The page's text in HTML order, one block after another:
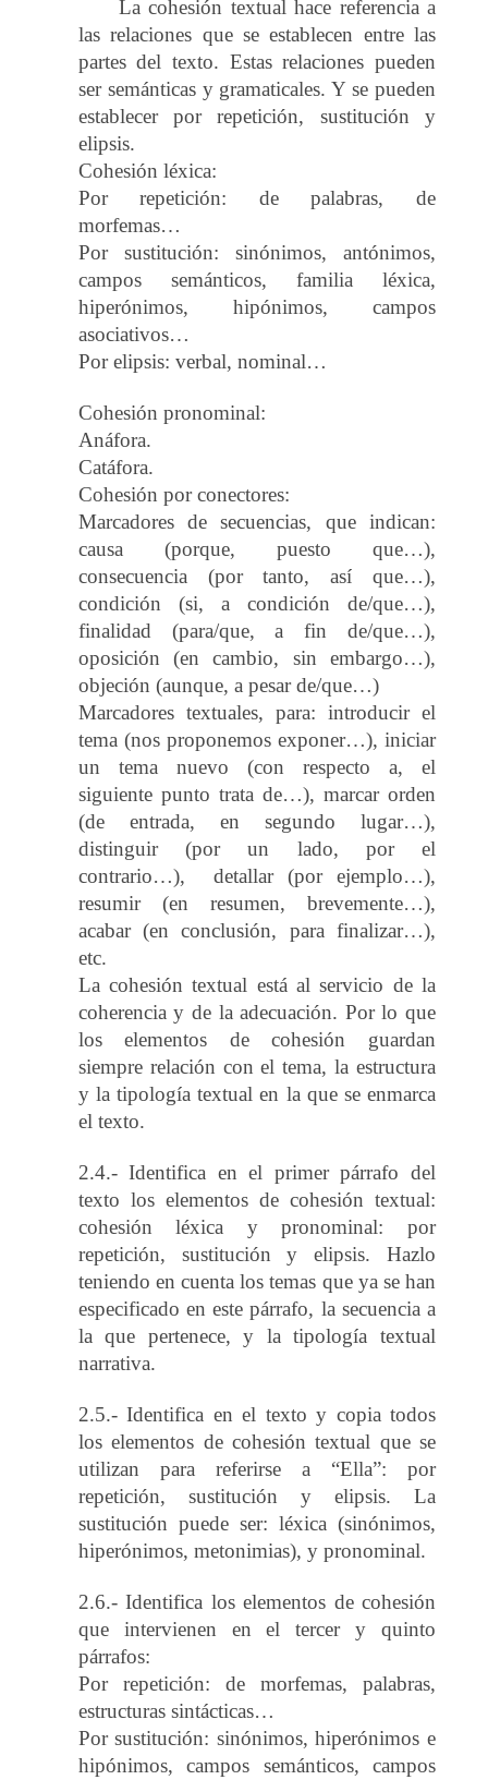
La cohesión textual hace referencia a
las relaciones que se establecen entre las
partes del texto. Estas relaciones pueden
ser semánticas y gramaticales. Y se pueden
establecer por repetición, sustitución y
elipsis.
Cohesión léxica:
Por repetición: de palabras, de
morfemas…
Por sustitución: sinónimos, antónimos,
campos semánticos, familia léxica,
hiperónimos, hipónimos, campos
asociativos…
Por elipsis: verbal, nominal…
Cohesión pronominal:
Anáfora.
Catáfora.
Cohesión por conectores:
Marcadores de secuencias, que indican:
causa (porque, puesto que…),
consecuencia (por tanto, así que…),
condición (si, a condición de/que…),
finalidad (para/que, a fin de/que…),
oposición (en cambio, sin embargo…),
objeción (aunque, a pesar de/que…)
Marcadores textuales, para: introducir el
tema (nos proponemos exponer…), iniciar
un tema nuevo (con respecto a, el
siguiente punto trata de…), marcar orden
(de entrada, en segundo lugar…),
distinguir (por un lado, por el
contrario…), detallar (por ejemplo…),
resumir (en resumen, brevemente…),
acabar (en conclusión, para finalizar…),
etc.
La cohesión textual está al servicio de la
coherencia y de la adecuación. Por lo que
los elementos de cohesión guardan
siempre relación con el tema, la estructura
y la tipología textual en la que se enmarca
el texto.
2.4.- Identifica en el primer párrafo del
texto los elementos de cohesión textual:
cohesión léxica y pronominal: por
repetición, sustitución y elipsis. Hazlo
teniendo en cuenta los temas que ya se han
especificado en este párrafo, la secuencia a
la que pertenece, y la tipología textual
narrativa.
2.5.- Identifica en el texto y copia todos
los elementos de cohesión textual que se
utilizan para referirse a “Ella”: por
repetición, sustitución y elipsis. La
sustitución puede ser: léxica (sinónimos,
hiperónimos, metonimias), y pronominal.
2.6.- Identifica los elementos de cohesión
que intervienen en el tercer y quinto
párrafos:
Por repetición: de morfemas, palabras,
estructuras sintácticas…
Por sustitución: sinónimos, hiperónimos e
hipónimos, campos semánticos, campos